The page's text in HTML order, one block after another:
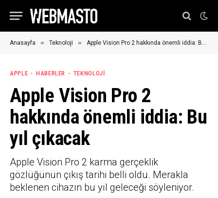
Anasayfa » Teknoloji » Apple Vision Pro 2 hakkında önemli iddia: Bu yıl çıkacak
APPLE HABERLER TEKNOLOJI
Apple Vision Pro 2
hakkında önemli iddia: Bu
yıl çıkacak
Apple Vision Pro 2 karma gerçeklik
gözlüğünün çıkış tarihi belli oldu. Merakla
beklenen cihazın bu yıl geleceği söyleniyor.